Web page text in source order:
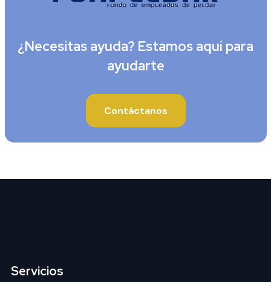
¿Necesitas ayuda? Estamos aquí para
ayudarte
Contáctanos
Servicios